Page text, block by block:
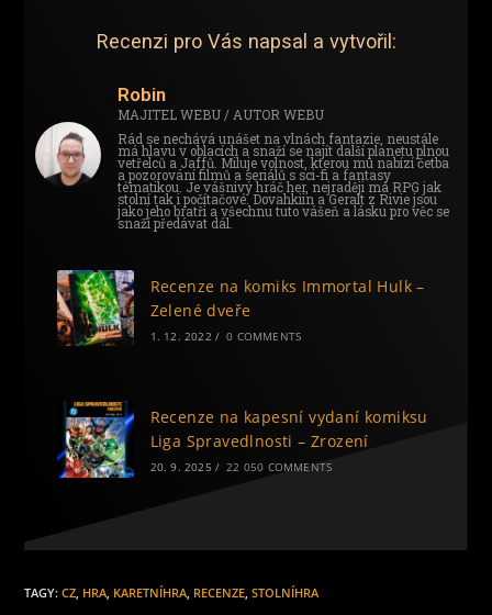
Recenzi pro Vás napsal a vytvořil:
Robin
MAJITEL WEBU / AUTOR WEBU
Rád se nechává unášet na vlnách fantazie, neustále
má hlavu v oblacích a snaží se najít další planetu plnou
vetřelců a Jaffů. Miluje volnost, kterou mu nabízí četba
a pozorování filmů a seriálů s sci-fi a fantasy
tématikou. Je vášnivý hráč her, nejraději má RPG jak
stolní tak i počítačové. Dovahkiin a Geralt z Rivie jsou
jako jeho bratři a všechnu tuto vášeň a lásku pro věc se
snaží předávat dál.
Recenze na komiks Immortal Hulk –
Zelené dveře
1. 12. 2022 / 0 COMMENTS
Recenze na kapesní vydaní komiksu
Liga Spravedlnosti – Zrození
20. 9. 2025 / 22 050 COMMENTS
TAGY:CZ, HRA, KARETNÍHRA, RECENZE, STOLNÍHRA